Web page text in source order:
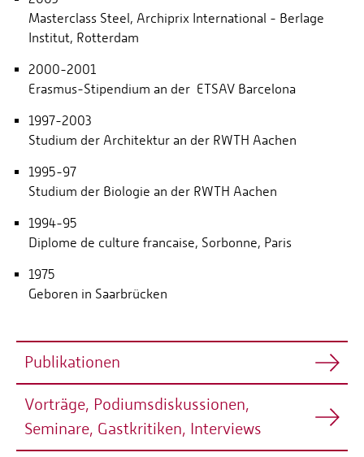
Masterclass Steel, Archiprix International - Berlage
Institut, Rotterdam
2000-2001
Erasmus-Stipendium an der ETSAV Barcelona
1997-2003
Studium der Architektur an der RWTH Aachen
1995-97
Studium der Biologie an der RWTH Aachen
1994-95
Diplome de culture francaise, Sorbonne, Paris
1975
Geboren in Saarbrücken
Publikationen
1. Fachkongress Konstruktiver Ingenieurbau -
Kompetenz-Plattform für die bautechnische
Gesamtplanung
Vorträge, Podiumsdiskussionen,
Seminare, Gastkritiken, Interviews